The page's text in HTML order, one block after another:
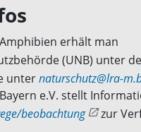
erhält man
(UNB) unter
unternaturschutz@lra-
e.V. stellt
beobachtung
zur